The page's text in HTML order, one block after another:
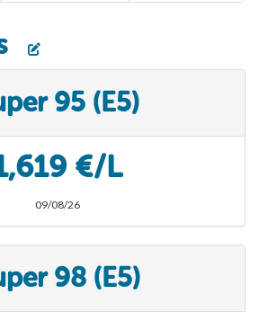
95 (E5)
€/L
09/08/26
98 (E5)